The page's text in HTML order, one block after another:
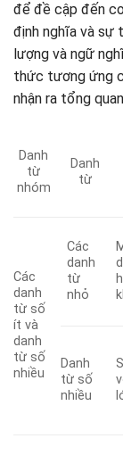
để đề cập đến
định nghĩa và sự
lượng và ngữ
thức tương ứng
nhận ra tổng
Danh
từ
nhóm
Danh
từ
Các
danh
từ số
ít và
danh
từ số
nhiều
Các
danh
từ
nhỏ
Danh
từ số
nhiều